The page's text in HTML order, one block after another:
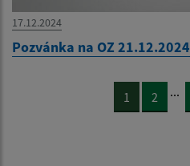
17.12.2024
Pozvánka na OZ 21.12.2024
1 2 ...